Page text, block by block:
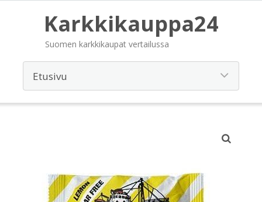
Karkkikauppa24
Suomen karkkikaupat vertailussa